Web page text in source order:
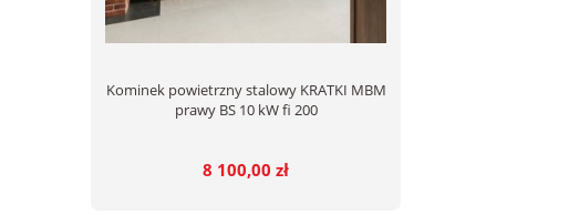
Kominek powietrzny stalowy KRATKI MBM
prawy BS 10 kW fi 200
8 100,00 zł